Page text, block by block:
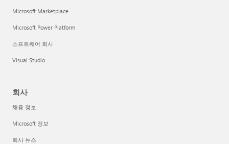
Microsoft Marketplace
Microsoft Power Platform
소프트웨어 회사
Visual Studio
회사
채용 정보
Microsoft 정보
회사 뉴스